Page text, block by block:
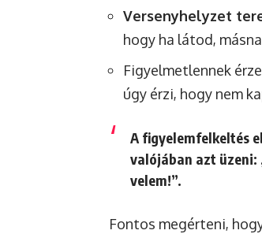
Versenyhelyzet
hogy ha látod,
Figyelmetlennek
úgy érzi, hogy nem
A figyelemfelkeltés
valójában azt üzeni:
velem!”.
Fontos megérteni,